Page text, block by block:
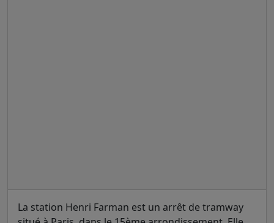
La station Henri Farman est un arrêt de tramway